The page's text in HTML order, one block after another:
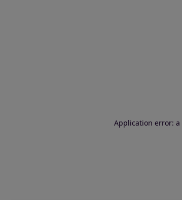
Application error: